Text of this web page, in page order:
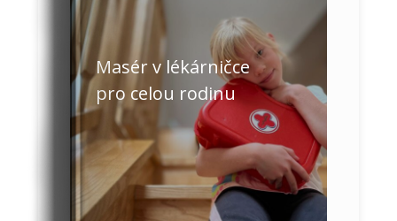
Masér v lékárničce
pro celou rodinu